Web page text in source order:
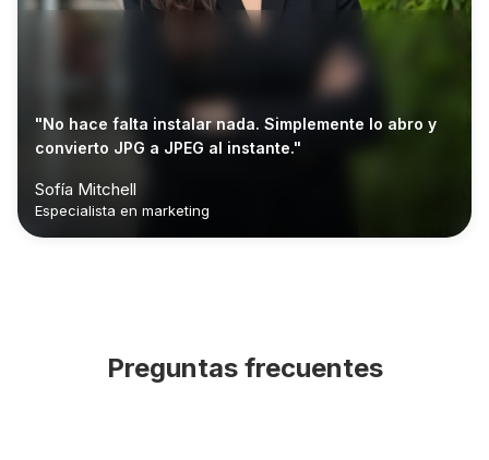
"No hace falta instalar nada. Simplemente lo abro y
convierto JPG a JPEG al instante."
Sofía Mitchell
Especialista en marketing
Preguntas frecuentes